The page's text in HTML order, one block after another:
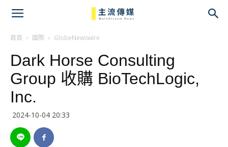
首頁 國際 GlobeNewswire
Dark Horse Consulting
Group 收購 BioTechLogic,
Inc.
2024-10-04 20:33